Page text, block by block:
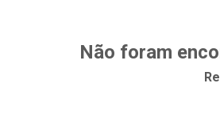
Não foram